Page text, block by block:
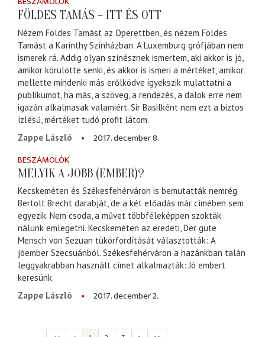
FÖLDES TAMÁS – ITT ÉS OTT
Nézem Földes Tamást az Operettben, és nézem Földes
Tamást a Karinthy Színházban. A Luxemburg grófjában nem
ismerek rá. Addig olyan színésznek ismertem, aki akkor is jó,
amikor körülötte senki, és akkor is ismeri a mértéket, amikor
mellette mindenki más erőlködve igyekszik mulattatni a
publikumot, ha más, a szöveg, a rendezés, a dalok erre nem
igazán alkalmasak valamiért. Sir Basilként nem ezt a biztos
ízlésű, mértéket tudó profit látom.
Zappe László
2017. december 8.
BESZÁMOLÓK
MELYIK A JOBB (EMBER)?
Kecskeméten és Székesfehérváron is bemutatták nemrég
Bertolt Brecht darabját, de a két előadás már címében sem
egyezik. Nem csoda, a művet többféleképpen szokták
nálunk emlegetni. Kecskeméten az eredeti, Der gute
Mensch von Sezuan tükörfordítását választották: A
jóember Szecsuánból. Székesfehérváron a hazánkban talán
leggyakrabban használt címet alkalmazták: Jó embert
keresünk.
Zappe László
2017. december 2.